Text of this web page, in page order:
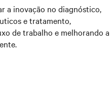
a inovação no diagnóstico,
e tratamento,
de trabalho e melhorando a